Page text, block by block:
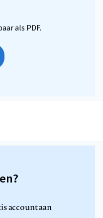
als PDF.
account aan